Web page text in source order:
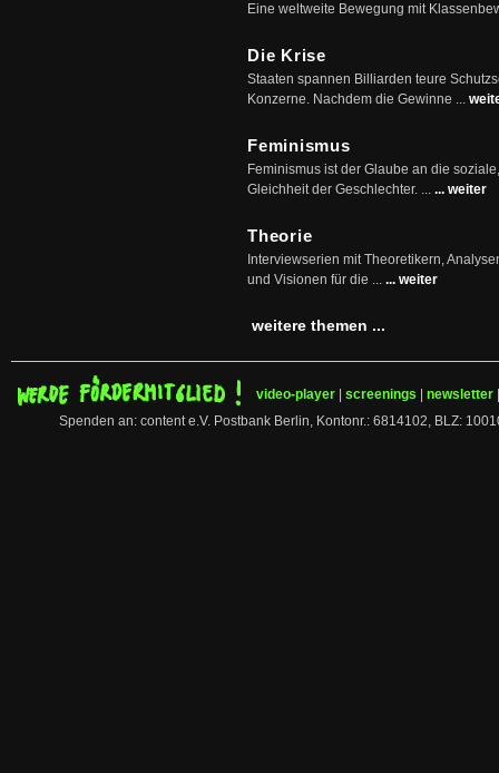
Eine weltweite Bewegung mit
Die Krise
Staaten spannen Billiarden teure
Konzerne. Nachdem die Gewinne ...
Feminismus
Feminismus ist der Glaube an die
Gleichheit der Geschlechter. ... ... weiter
Theorie
Interviewserien mit Theoretikern,
und Visionen für die ... ... weiter
weitere themen ...
video-player screenings newsletter
Spenden an: content e.V. Postbank Berlin, Kontonr.: 6814102, BLZ: